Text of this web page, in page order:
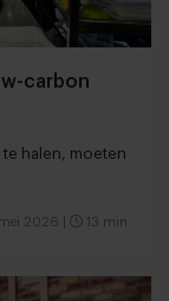
carbon
halen, moeten
2026 13 min